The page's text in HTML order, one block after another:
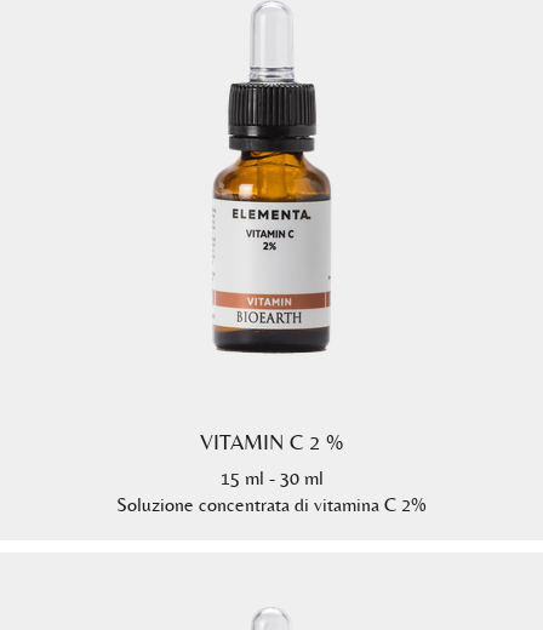
VITAMIN C 2 %
15 ml - 30 ml
Soluzione concentrata di vitamina C 2%